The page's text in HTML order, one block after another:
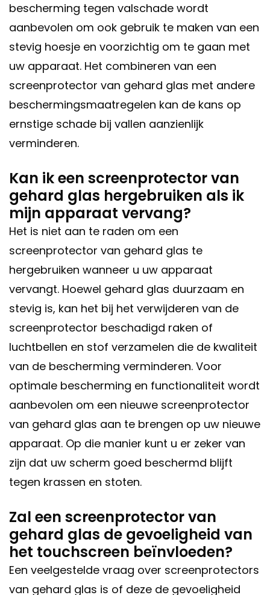
bescherming tegen valschade wordt
aanbevolen om ook gebruik te maken van een
stevig hoesje en voorzichtig om te gaan met
uw apparaat. Het combineren van een
screenprotector van gehard glas met andere
beschermingsmaatregelen kan de kans op
ernstige schade bij vallen aanzienlijk
verminderen.
Kan ik een screenprotector van
gehard glas hergebruiken als ik
mijn apparaat vervang?
Het is niet aan te raden om een
screenprotector van gehard glas te
hergebruiken wanneer u uw apparaat
vervangt. Hoewel gehard glas duurzaam en
stevig is, kan het bij het verwijderen van de
screenprotector beschadigd raken of
luchtbellen en stof verzamelen die de kwaliteit
van de bescherming verminderen. Voor
optimale bescherming en functionaliteit wordt
aanbevolen om een nieuwe screenprotector
van gehard glas aan te brengen op uw nieuwe
apparaat. Op die manier kunt u er zeker van
zijn dat uw scherm goed beschermd blijft
tegen krassen en stoten.
Zal een screenprotector van
gehard glas de gevoeligheid van
het touchscreen beïnvloeden?
Een veelgestelde vraag over screenprotectors
van gehard glas is of deze de gevoeligheid